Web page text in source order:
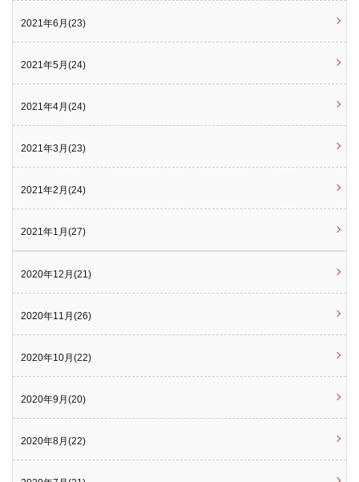
2021年6月(23)
2021年5月(24)
2021年4月(24)
2021年3月(23)
2021年2月(24)
2021年1月(27)
2020年12月(21)
2020年11月(26)
2020年10月(22)
2020年9月(20)
2020年8月(22)